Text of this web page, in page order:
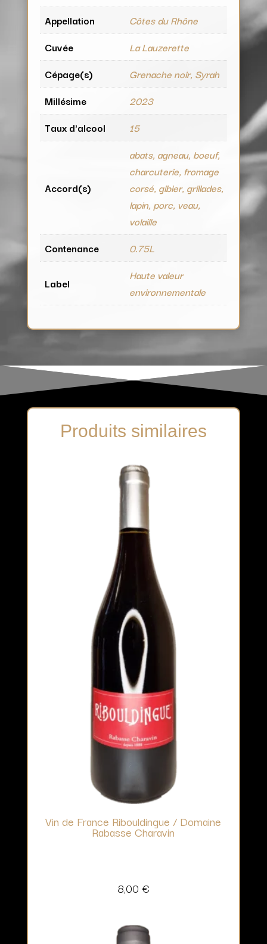
Appellation
Côtes du Rhône
Cuvée
La Lauzerette
Cépage(s)
Grenache noir, Syrah
Millésime
2023
Taux d'alcool
15
Accord(s)
abats, agneau, boeuf,
charcuterie, fromage
corsé, gibier, grillades,
lapin, porc, veau,
volaille
Contenance
0.75L
Label
Haute valeur
environnementale
Produits similaires
Vin de France Ribouldingue / Domaine
Rabasse Charavin
8,00 €